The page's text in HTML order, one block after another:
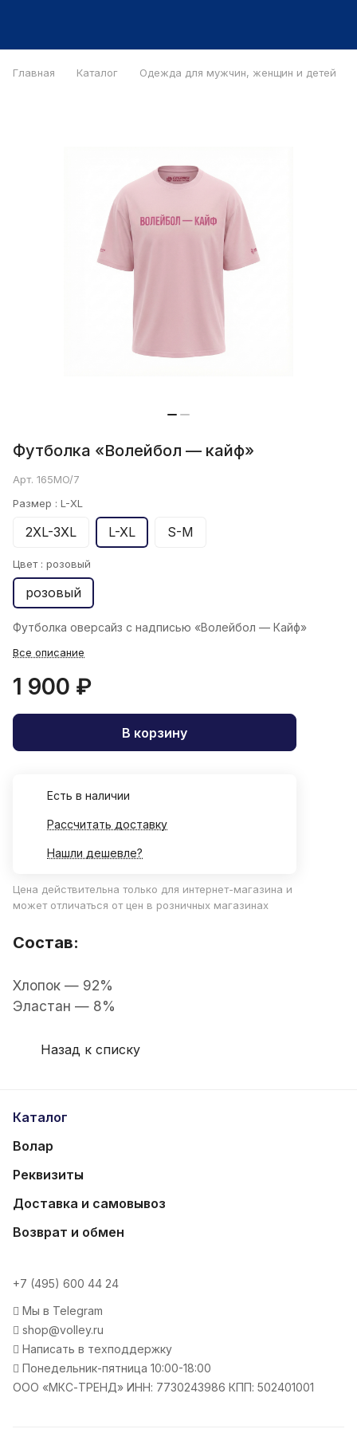
Главная Каталог Одежда для мужчин, женщин и детей
Футболка «Волейбол — кайф»
Арт. 165MO/7
Размер : L-XL
2XL-3XL L-XL S-M
Цвет : розовый
розовый
Футболка oверсайз с надписью «Волейбол — Кайф»
Все описание
1 900 ₽
В корзину
Есть в наличии
Рассчитать доставку
Нашли дешевле?
Цена действительна только для интернет-магазина и
может отличаться от цен в розничных магазинах
Состав:
Хлопок — 92%
Эластан — 8%
Назад к списку
Каталог
Волар
Реквизиты
Доставка и самовывоз
Возврат и обмен
+7 (495) 600 44 24
Мы в Telegram
shop@volley.ru
Написать в техподдержку
Понедельник-пятница 10:00-18:00
ООО «МКС-ТРЕНД» ИНН: 7730243986 КПП: 502401001